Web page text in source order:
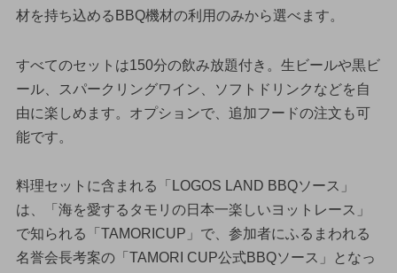
材を持ち込めるBBQ機材の利用のみから選べます。
すべてのセットは150分の飲み放題付き。生ビールや黒ビ
ール、スパークリングワイン、ソフトドリンクなどを自
由に楽しめます。オプションで、追加フードの注文も可
能です。
料理セットに含まれる「LOGOS LAND BBQソース」
は、「海を愛するタモリの日本一楽しいヨットレース」
で知られる「TAMORICUP」で、参加者にふるまわれる
名誉会長考案の「TAMORI CUP公式BBQソース」となっ